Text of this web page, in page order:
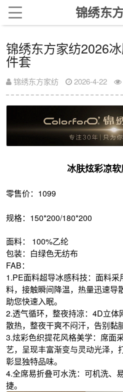
锦绣东
锦绣东方家纺2026
件套
锦绣东方家纺 2026-4-22
冰肤炫彩凉
零售价：1099
规格：150*200/180*200
面料： 100%乙纶
包装：白绿色无纺布
FAB：
1.PE面料超导冰感科技：面料
料，接触瞬间降温，热量迅速导
助您快速入眠。
2.透气循环，整夜持凉：4D立体
散热，整夜干爽不闷汗，告别黏
3.炫彩色织提花风格美学：席面
艺，呈现丰富渐变与灵动光泽，
彰显独特品味。
4.全席易折叠可水洗：可机洗、
捷。